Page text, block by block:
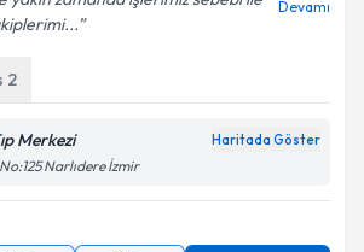
Devamı
2
Merkezi Haritada Göster
Narlıdere İzmir